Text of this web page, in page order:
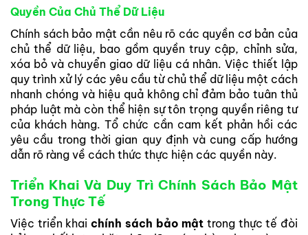
Quyền Của Chủ Thể Dữ Liệu
Chính sách bảo mật cần nêu rõ các quyền cơ bản của
chủ thể dữ liệu, bao gồm quyền truy cập, chỉnh sửa,
xóa bỏ và chuyển giao dữ liệu cá nhân. Việc thiết lập
quy trình xử lý các yêu cầu từ chủ thể dữ liệu một cách
nhanh chóng và hiệu quả không chỉ đảm bảo tuân thủ
pháp luật mà còn thể hiện sự tôn trọng quyền riêng tư
của khách hàng. Tổ chức cần cam kết phản hồi các
yêu cầu trong thời gian quy định và cung cấp hướng
dẫn rõ ràng về cách thức thực hiện các quyền này.
Triển Khai Và Duy Trì Chính Sách Bảo Mật
Trong Thực Tế
Việc triển khaichính sách bảo mật trong thực tế đòi